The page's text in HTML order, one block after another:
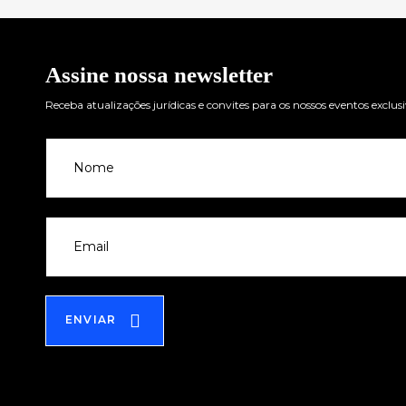
Assine nossa newsletter
Receba atualizações jurídicas e convites para os nossos eventos
ENVIAR